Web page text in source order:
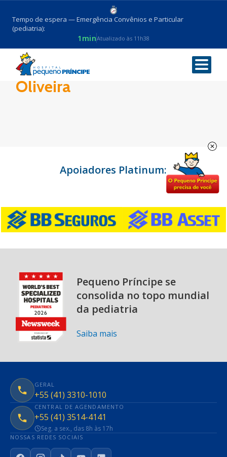
Tempo de espera — Emergência Convênios e Particular
(pediatria):
1minAtualizado às 11h38
Dr. Adilson Girotto de
Oliveira
Apoiadores Platinum:
Pequeno Príncipe se
consolida no topo mundial
da pediatria
Saiba mais
GERAL
+55 (41) 3310-1010
CENTRAL DE AGENDAMENTO
+55 (41) 3514-4141
Seg. a sex., das 8h às 17h
NOSSAS REDES SOCIAIS